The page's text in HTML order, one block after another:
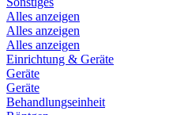
Alles anzeigen
Alles anzeigen
Alles anzeigen
Einrichtung & Geräte
Geräte
Geräte
Behandlungseinheit